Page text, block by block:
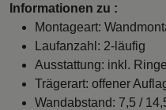
Informationen zu :
Montageart:
Laufanzahl: 2-läufig
Ausstattung: inkl. Ringe
Trägerart: offener
Wandabstand: 7,5 /